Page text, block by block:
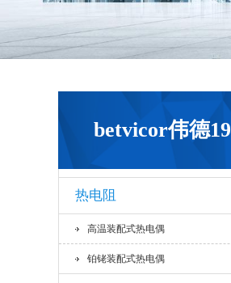
betvicor伟德
热电阻
高温装配式热电偶
铂铑装配式热电偶